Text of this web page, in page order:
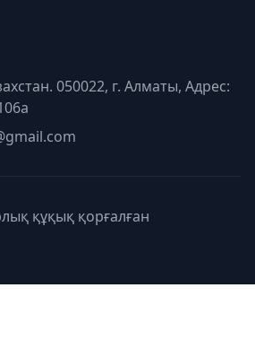
050022, г. Алматы, Адрес:
құқық қорғалған